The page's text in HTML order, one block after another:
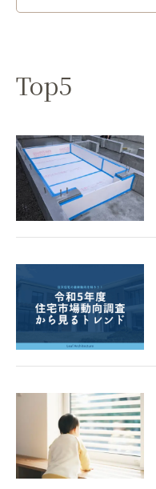
Top5